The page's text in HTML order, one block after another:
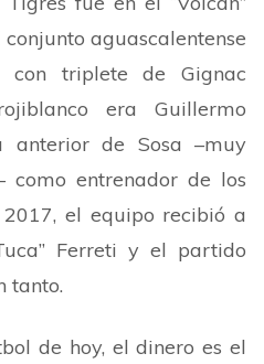
aguascalentense
triplete de Gignac
era Guillermo
anterior de Sosa –muy
como entrenador de los
el equipo recibió a
Ferreti y el partido
tanto.
de hoy, el dinero es el